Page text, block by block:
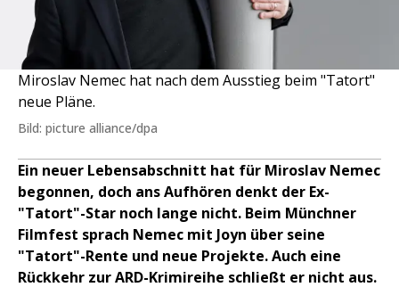
Miroslav Nemec hat nach dem Ausstieg beim "Tatort"
neue Pläne.
Bild: picture alliance/dpa
Ein neuer Lebensabschnitt hat für Miroslav Nemec
begonnen, doch ans Aufhören denkt der Ex-
"Tatort"-Star noch lange nicht. Beim Münchner
Filmfest sprach Nemec mit Joyn über seine
"Tatort"-Rente und neue Projekte. Auch eine
Rückkehr zur ARD-Krimireihe schließt er nicht aus.